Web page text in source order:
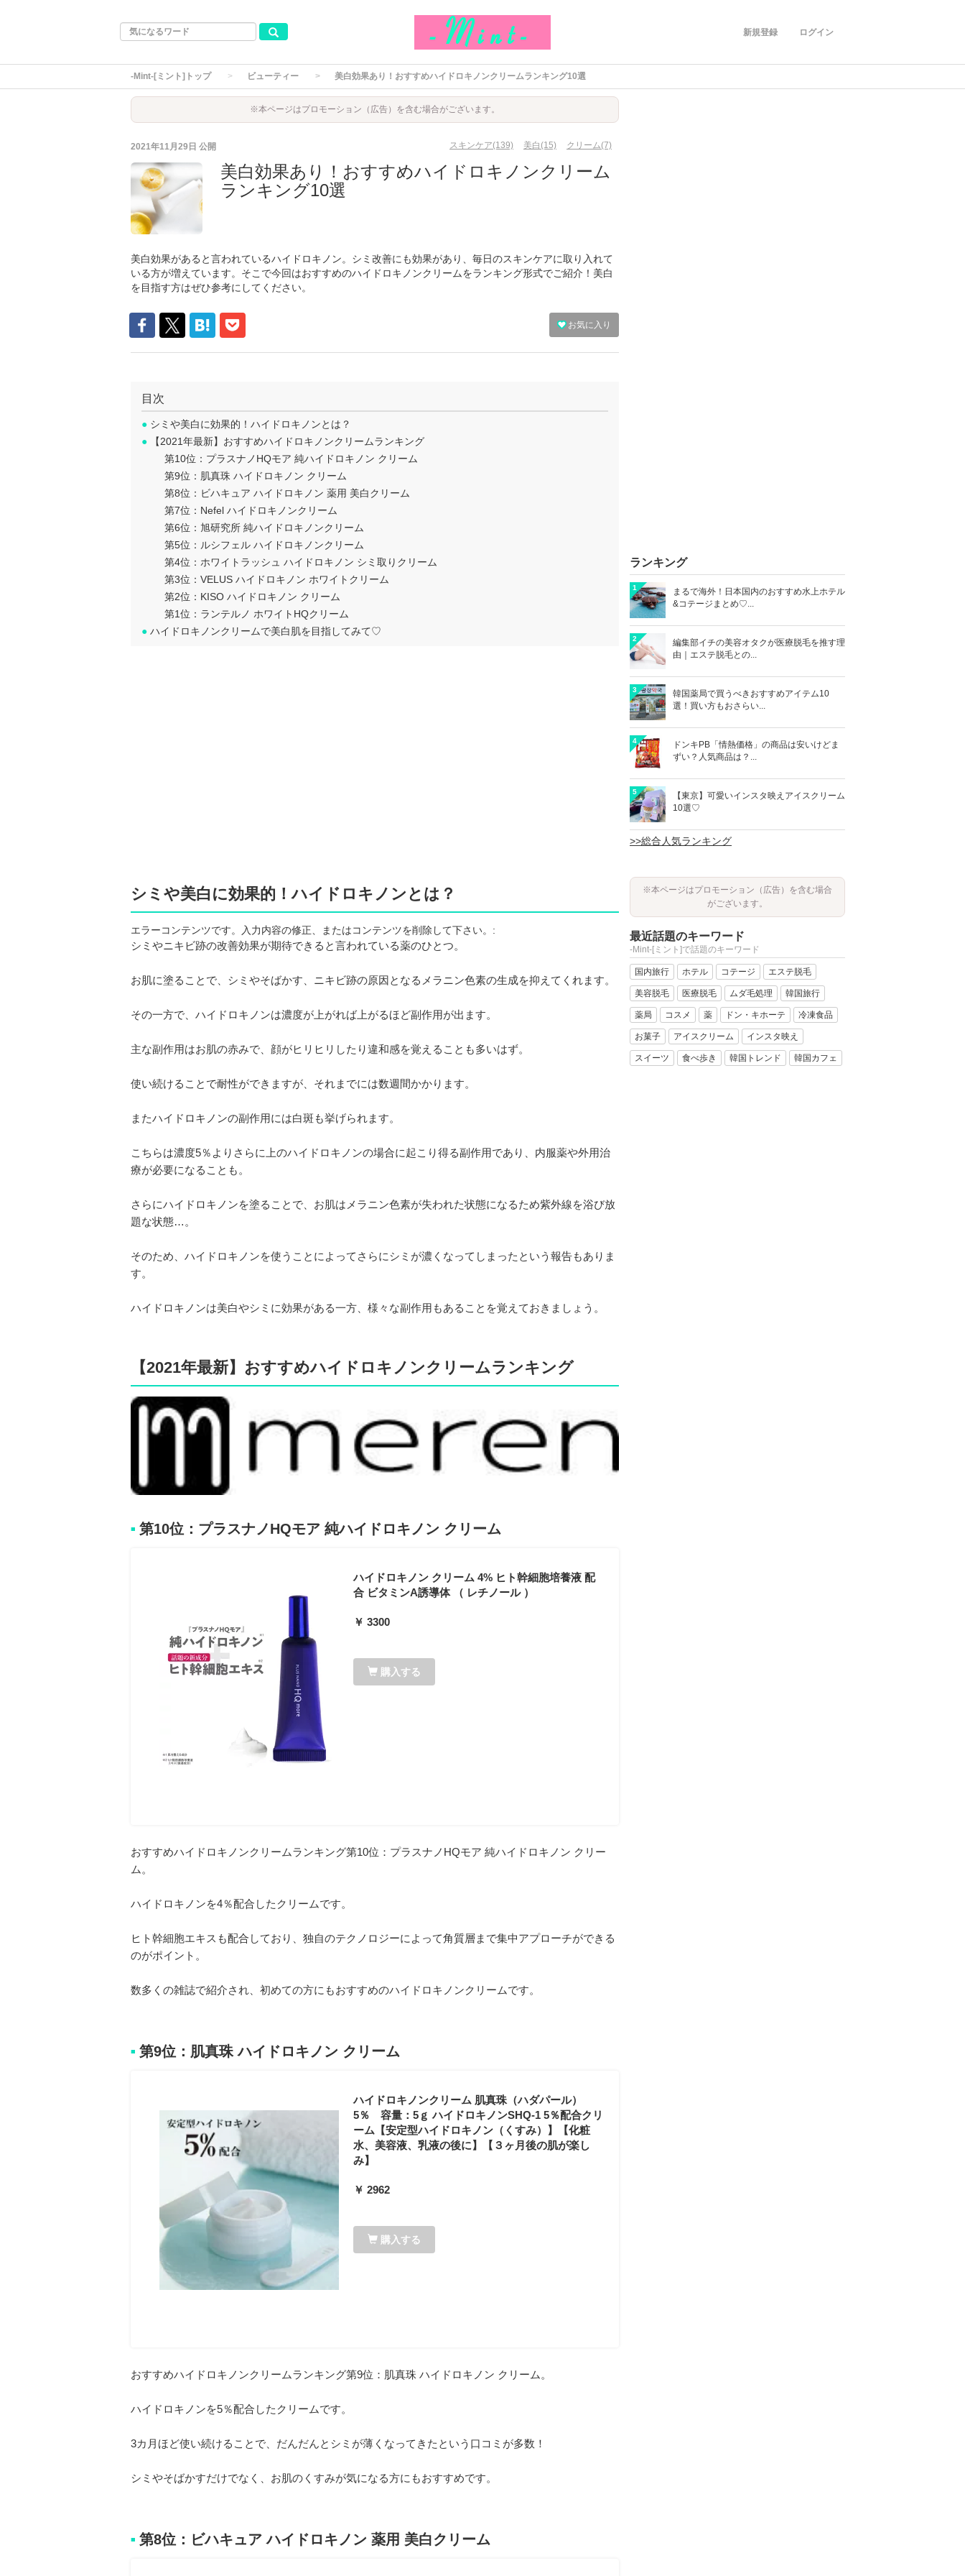
ログイン
新規登録
-Mint-[ミント]トップ ビューティー 美白効果あり！おすすめハイドロキノンクリームランキング10選
※本ページはプロモーション（広告）を含む場合がございます。
2021年11月29日 公開 スキンケア(139) 美白(15) クリーム(7)
美白効果あり！おすすめハイドロキノンクリーム
ランキング10選
美白効果があると言われているハイドロキノン。シミ改善にも効果があり、毎日のスキンケアに取り入れて
いる方が増えています。そこで今回はおすすめのハイドロキノンクリームをランキング形式でご紹介！美白
を目指す方はぜひ参考にしてください。
お気に入り
目次
● シミや美白に効果的！ハイドロキノンとは？
● 【2021年最新】おすすめハイドロキノンクリームランキング
第10位：プラスナノHQモア 純ハイドロキノン クリーム
第9位：肌真珠 ハイドロキノン クリーム
第8位：ビハキュア ハイドロキノン 薬用 美白クリーム
第7位：Nefel ハイドロキノンクリーム
第6位：旭研究所 純ハイドロキノンクリーム
第5位：ルシフェル ハイドロキノンクリーム
第4位：ホワイトラッシュ ハイドロキノン シミ取りクリーム
第3位：VELUS ハイドロキノン ホワイトクリーム
第2位：KISO ハイドロキノン クリーム
第1位：ランテルノ ホワイトHQクリーム
● ハイドロキノンクリームで美白肌を目指してみて♡
シミや美白に効果的！ハイドロキノンとは？
エラーコンテンツです。入力内容の修正、またはコンテンツを削除して下さい。:
シミやニキビ跡の改善効果が期待できると言われている薬のひとつ。
お肌に塗ることで、シミやそばかす、ニキビ跡の原因となるメラニン色素の生成を抑えてくれます。
その一方で、ハイドロキノンは濃度が上がれば上がるほど副作用が出ます。
主な副作用はお肌の赤みで、顔がヒリヒリしたり違和感を覚えることも多いはず。
使い続けることで耐性ができますが、それまでには数週間かかります。
またハイドロキノンの副作用には白斑も挙げられます。
こちらは濃度5％よりさらに上のハイドロキノンの場合に起こり得る副作用であり、内服薬や外用治
療が必要になることも。
さらにハイドロキノンを塗ることで、お肌はメラニン色素が失われた状態になるため紫外線を浴び放
題な状態…。
そのため、ハイドロキノンを使うことによってさらにシミが濃くなってしまったという報告もありま
す。
ハイドロキノンは美白やシミに効果がある一方、様々な副作用もあることを覚えておきましょう。
【2021年最新】おすすめハイドロキノンクリームランキング
■ 第10位：プラスナノHQモア 純ハイドロキノン クリーム
ハイドロキノン クリーム 4% ヒト幹細胞培養液 配
合 ビタミンA誘導体 （ レチノール ）
￥ 3300
購入する
おすすめハイドロキノンクリームランキング第10位：プラスナノHQモア 純ハイドロキノン クリー
ム。
ハイドロキノンを4％配合したクリームです。
ヒト幹細胞エキスも配合しており、独自のテクノロジーによって角質層まで集中アプローチができる
のがポイント。
数多くの雑誌で紹介され、初めての方にもおすすめのハイドロキノンクリームです。
■ 第9位：肌真珠 ハイドロキノン クリーム
ハイドロキノンクリーム 肌真珠（ハダパール）
5％ 容量：5ｇ ハイドロキノンSHQ-1 5％配合クリ
ーム【安定型ハイドロキノン（くすみ）】【化粧
水、美容液、乳液の後に】【３ヶ月後の肌が楽し
み】
￥ 2962
購入する
おすすめハイドロキノンクリームランキング第9位：肌真珠 ハイドロキノン クリーム。
ハイドロキノンを5％配合したクリームです。
3カ月ほど使い続けることで、だんだんとシミが薄くなってきたという口コミが多数！
シミやそばかすだけでなく、お肌のくすみが気になる方にもおすすめです。
■ 第8位：ビハキュア ハイドロキノン 薬用 美白クリーム
ランキング
1
まるで海外！日本国内のおすすめ水上ホテル
&コテージまとめ♡...
2
編集部イチの美容オタクが医療脱毛を推す理
由｜エステ脱毛との...
3
韓国薬局で買うべきおすすめアイテム10
選！買い方もおさらい...
4
ドンキPB「情熱価格」の商品は安いけどま
ずい？人気商品は？...
5
【東京】可愛いインスタ映えアイスクリーム
10選♡
>>総合人気ランキング
※本ページはプロモーション（広告）を含む場合
がございます。
最近話題のキーワード
-Mint-[ミント]で話題のキーワード
国内旅行 ホテル コテージ エステ脱毛
美容脱毛 医療脱毛 ムダ毛処理 韓国旅行
薬局 コスメ 薬 ドン・キホーテ 冷凍食品
お菓子 アイスクリーム インスタ映え
スイーツ 食べ歩き 韓国トレンド 韓国カフェ